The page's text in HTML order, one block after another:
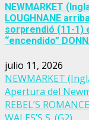
NEWMARKET
LOUGHNANE
sorprendió (11-1)
“encendido”
julio 11, 2026
NEWMARKET
Apertura del
REBEL’S